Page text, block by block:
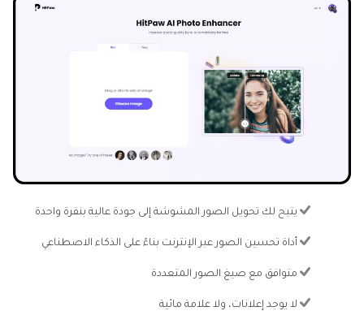
يتيح لك تحويل الصور المشوشة إلى جودة عالية بنقرة واحدة
أداة تحسين الصور عبر الإنترنت بناءً على الذكاء الاصطناعي
متوافق مع صيغ الصور المتعددة
لا يوجد إعلانات، ولا علامة مائية